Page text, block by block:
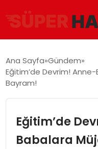
GÜNDEM
EĞITIM
Ana Sayfa Gündem
Eğitim’de Devrim!
Bayram!
Eğitim’de
Babalara